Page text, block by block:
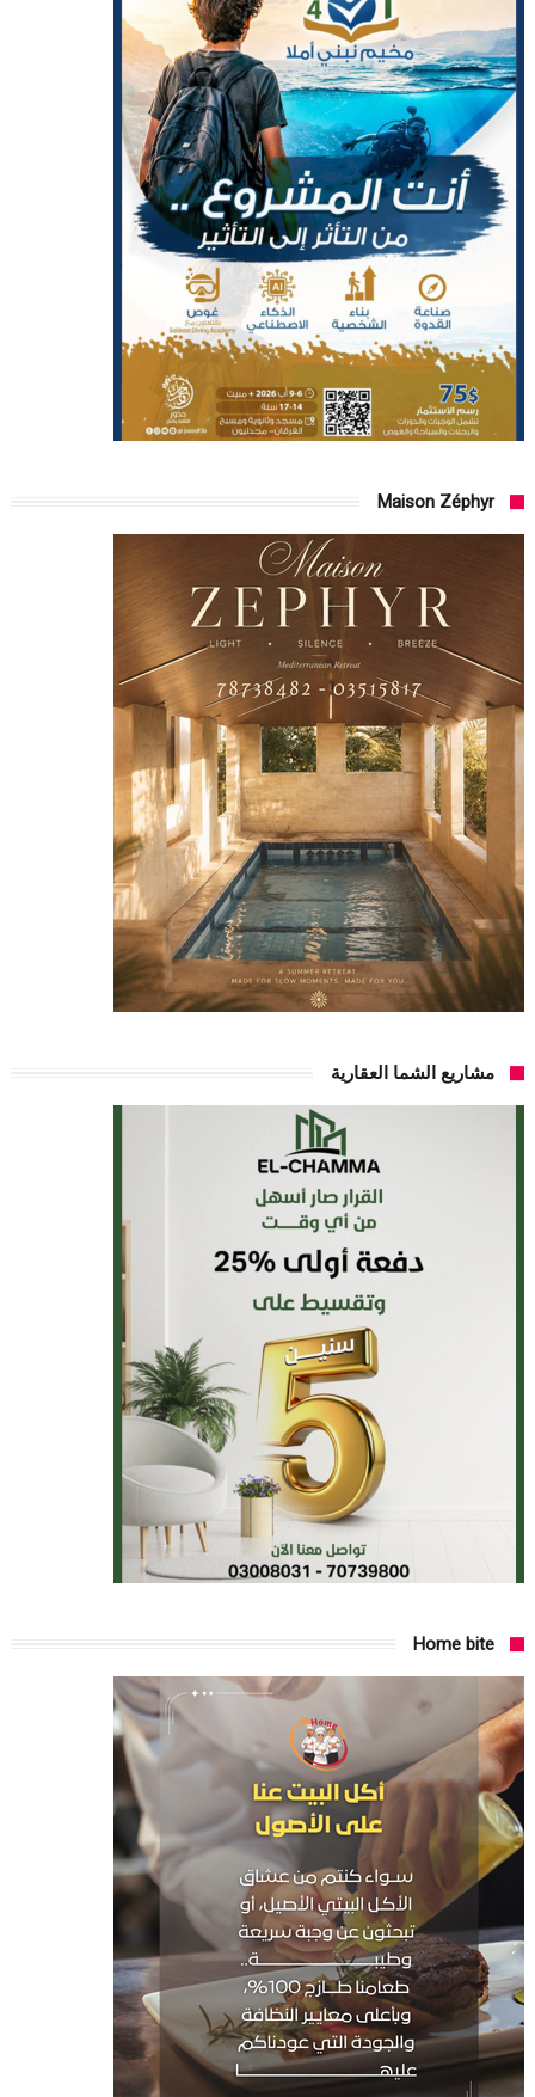
Maison Zéphyr
مشاريع الشما العقارية
Home bite